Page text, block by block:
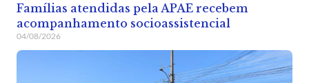
Famílias atendidas pela APAE recebem
acompanhamento socioassistencial
04/08/2026